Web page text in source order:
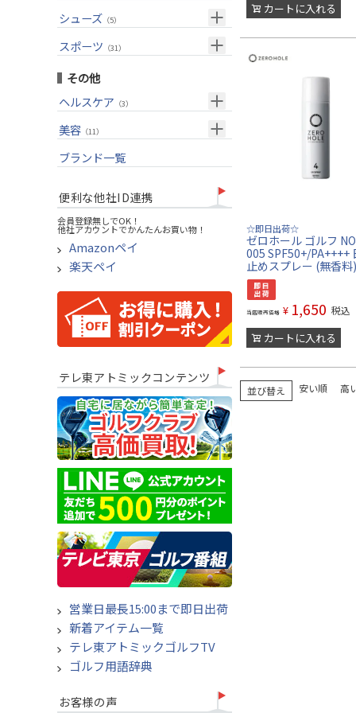
グリップ（20）
パター(女性用)
チッパー(女性用)（2）
USモデル（1）
ユーティリティー
アイアンセット
アイアン単品
ウェッジ
パター
ゴルフバッグ
ゴルフシューズ
ウェア
その他
メンズ（10）
スーツケース
シューズ （5）
アクセサリー
スポーツ （31）
トレーニング
アウトドア
その他
ヘルスケア （3）
サポーター
美容 （11）
UVケア（11）
ブランド一覧
便利な他社ID連携
会員登録無しでOK！
他社アカウントでかんたんお買い物！
Amazonペイ
楽天ペイ
テレ東アトミックコンテンツ
営業日最長15:00まで即日出荷
新着アイテム一覧
テレ東アトミックゴルフTV
ゴルフ用語辞典
お客様の声
カートに入れる
☆即日出荷☆
ゼロホール ゴルフ
005 SPF50+/PA++++
止めスプレー (無香料)
当店販売価格 ¥ 1,650 税込
カートに入れる
並び替え 安い順 高